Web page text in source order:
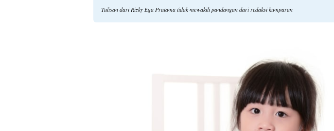
Tulisan dari Rizky Ega Pratama tidak mewakili pandangan dari redaksi kumparan